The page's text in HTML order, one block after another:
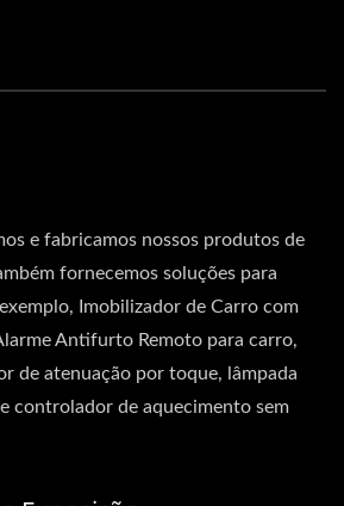
e fabricamos nossos produtos de
fornecemos soluções para
Imobilizador de Carro com
Antifurto Remoto para carro,
de atenuação por toque, lâmpada
controlador de aquecimento sem